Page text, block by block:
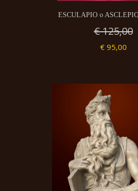
ESCULAPIO o
€ 125,00
€ 95,00